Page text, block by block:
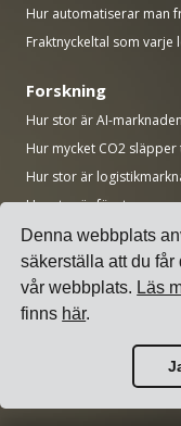
Denna webbplats
säkerställa att du
vår webbplats. Läs
finns här.
Hur automatiserar man
Fraktnyckeltal som
Forskning
Hur stor är AI-
Hur mycket CO2
Hur stor är
Hur stor är
Hur många
Hur stor är ERP-
Hur stor är
Topp 50
AWS vs Azure vs
Antal datacenter per